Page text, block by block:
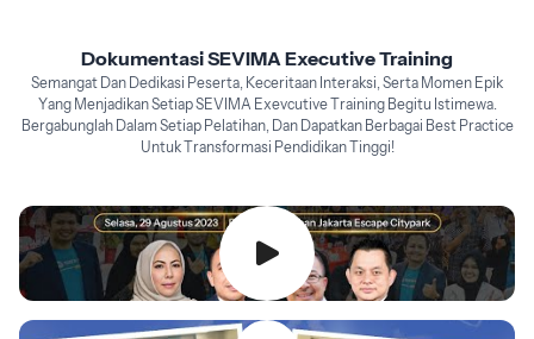
Dokumentasi SEVIMA Executive Training
Semangat Dan Dedikasi Peserta, Keceritaan Interaksi, Serta Momen Epik
Yang Menjadikan Setiap SEVIMA Exevcutive Training Begitu Istimewa.
Bergabunglah Dalam Setiap Pelatihan, Dan Dapatkan Berbagai Best Practice
Untuk Transformasi Pendidikan Tinggi!